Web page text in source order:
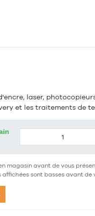
laser,
et les traitements de
magasin avant de vous
affichées sont basses avant de